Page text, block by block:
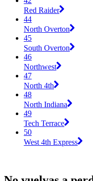
Red Raider
44
North Overton
45
South Overton
46
Northwest
47
North 4th
48
North Indiana
49
Tech Terrace
50
West 4th Express